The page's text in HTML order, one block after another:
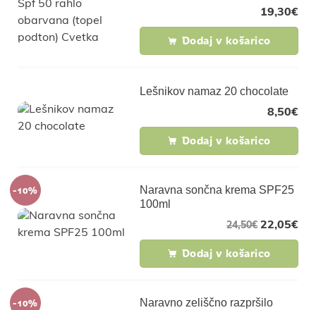
19,30€
Dodaj v košarico
Lešnikov namaz 20 chocolate
8,50€
Dodaj v košarico
-10%
Naravna sončna krema SPF25
100ml
22,05€
24,50€
Dodaj v košarico
-10%
Naravno zeliščno razpršilo